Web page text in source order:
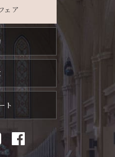
ェア
ト